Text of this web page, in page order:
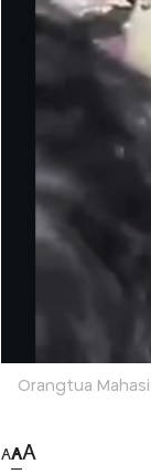
Orangtua
AAA